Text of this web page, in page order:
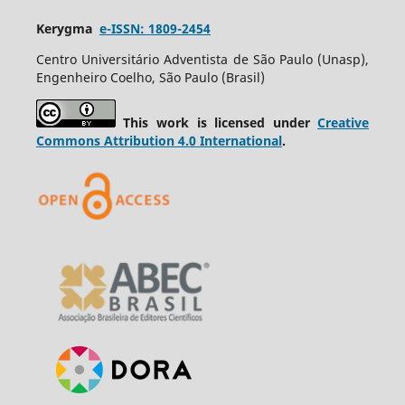
Kerygma e-ISSN: 1809-2454
Centro Universitário Adventista de São Paulo (Unasp),
Engenheiro Coelho, São Paulo (Brasil)
This work is licensed underCreative
Commons Attribution 4.0 International.